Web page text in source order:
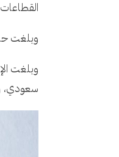
القطاعات غير النفطية 56.8% مقارنة بخط
وبلغت حصة
سعودي، وأسهمت تلك